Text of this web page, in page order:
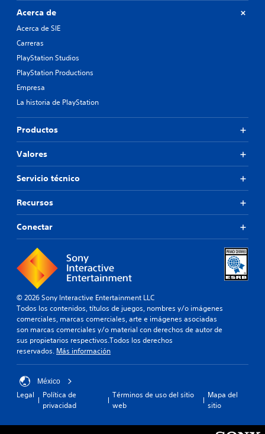
Acerca de
Acerca de SIE
Carreras
PlayStation Studios
PlayStation Productions
Empresa
La historia de PlayStation
Productos
Valores
Servicio técnico
Recursos
Conectar
© 2026 Sony Interactive Entertainment LLC
Todos los contenidos, títulos de juegos, nombres y/o imágenes
comerciales, marcas comerciales, arte e imágenes asociadas
son marcas comerciales y/o material con derechos de autor de
sus propietarios respectivos.Todos los derechos
reservados. Más información
México
Legal
Política de
privacidad
Términos de uso del sitio
web
Mapa del
sitio